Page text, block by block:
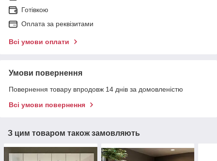
Готівкою
Оплата за реквізитами
Всі умови оплати
Умови повернення
Повернення товару впродовж 14 днів за домовленістю
Всі умови повернення
З цим товаром також замовляють